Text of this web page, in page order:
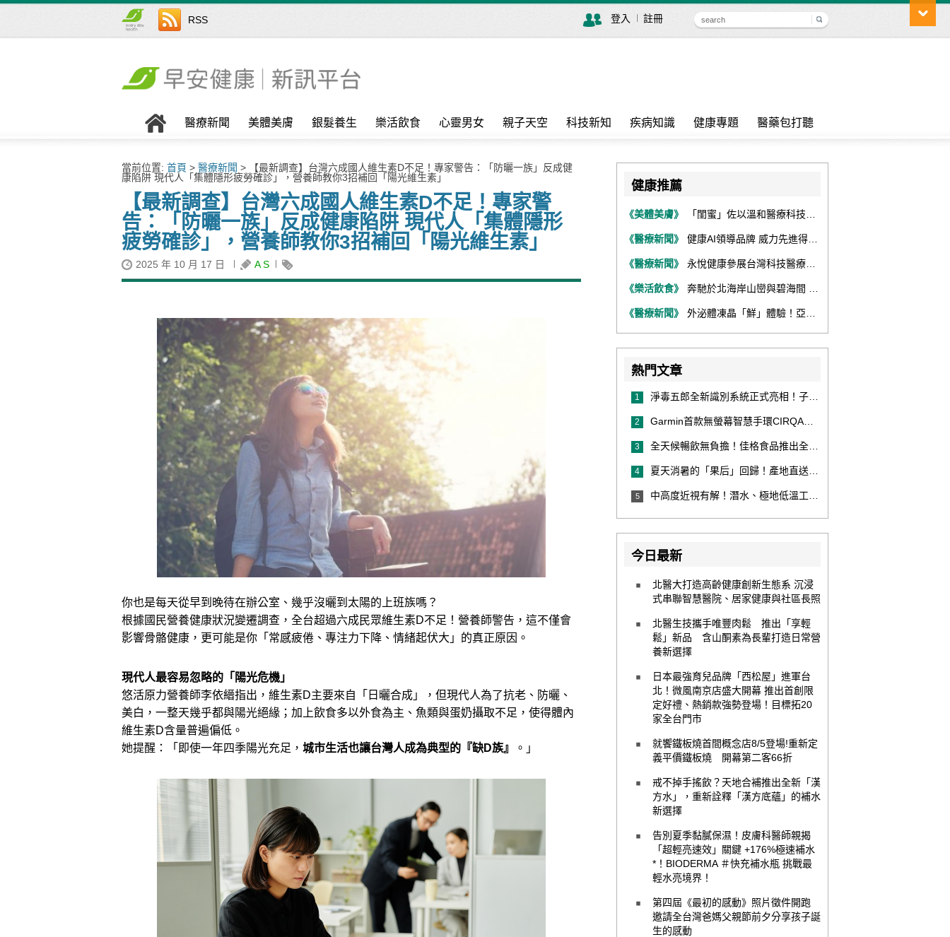
RSS 登入 註冊
醫療新聞 美體美膚 銀髮養生 樂活飲食 心靈男女 親子天空 科技新知 疾病知識 健康專題 醫藥包打聽
當前位置: 首頁 > 醫療新聞 > 【最新調查】台灣六成國人維生素D不足！專家警告：「防曬一族」反成健
康陷阱 現代人「集體隱形疲勞確診」，營養師教你3招補回「陽光維生素」
【最新調查】台灣六成國人維生素D不足！專家警
告：「防曬一族」反成健康陷阱 現代人「集體隱形
疲勞確診」，營養師教你3招補回「陽光維生素」
2025 年 10 月 17 日 A S
你也是每天從早到晚待在辦公室、幾乎沒曬到太陽的上班族嗎？
根據國民營養健康狀況變遷調查，全台超過六成民眾維生素D不足！營養師警告，這不僅會
影響骨骼健康，更可能是你「常感疲倦、專注力下降、情緒起伏大」的真正原因。
現代人最容易忽略的「陽光危機」
悠活原力營養師李依縉指出，維生素D主要來自「日曬合成」，但現代人為了抗老、防曬、
美白，一整天幾乎都與陽光絕緣；加上飲食多以外食為主、魚類與蛋奶攝取不足，使得體內
維生素D含量普遍偏低。
她提醒：「即使一年四季陽光充足， 城市生活也讓台灣人成為典型的『缺D族』 。」
健康推薦
《美體美膚》 「閨蜜」佐以溫和醫療科技，陪伴女性找回身體舒適與自信
《醫療新聞》 健康AI領導品牌 威力先進得獎不斷 同獲『玉山獎』『金炬獎』最高肯定
《醫療新聞》 永悅健康參展台灣科技醫療展 展現數位健康全場景整合能力
《樂活飲食》 奔馳於北海岸山巒與碧海間 跑出屬於你的生命之光 『2026光境半程馬拉松挑戰賽－升龍道』火熱報名中
《醫療新聞》 外泌體凍晶「鮮」體驗！亞家生技解鎖24個月高活性 專利瓶蓋「秒回溶」超驚艷！醫科展秀「睛」亮神采
熱門文章
1 淨毒五郎全新識別系統正式亮相！子品牌然本再推體香噴霧新產品！
2 Garmin首款無螢幕智慧手環CIRQA登場 專注健康無須訂閱！ 輕量舒適風格百搭 生態系無縫串接 打造全天候零干擾健康與恢復管理新體驗
3 全天候暢飲無負擔！佳格食品推出全新穀物茶品牌「穀萃」 首發「穀萃 蕎麥國寶茶」無糖、0咖啡因 24小時暖心陪伴
4 夏天消暑的「果后」回歸！產地直送泰國鮮山竹，打造夏日最頂級的天然補給
5 中高度近視有解！潛水、極地低溫工作者優選 EVO ICL 膠原蛋白眼內鏡
今日最新
北醫大打造高齡健康創新生態系 沉浸
式串聯智慧醫院、居家健康與社區長照
北醫生技攜手唯豐肉鬆 推出「享輕
鬆」新品 含山酮素為長輩打造日常營
養新選擇
日本最強育兒品牌「西松屋」進軍台
北！微風南京店盛大開幕 推出首創限
定好禮、熱銷款強勢登場！目標拓20
家全台門市
就饗鐵板燒首間概念店8/5登場!重新定
義平價鐵板燒 開幕第二客66折
戒不掉手搖飲？天地合補推出全新「漢
方水」，重新詮釋「漢方底蘊」的補水
新選擇
告別夏季黏膩保濕！皮膚科醫師親揭
「超輕亮速效」關鍵 +176%極速補水
*！BIODERMA ＃快充補水瓶 挑戰最
輕水亮境界！
第四屆《最初的感動》照片徵件開跑
邀請全台灣爸媽父親節前夕分享孩子誕
生的感動